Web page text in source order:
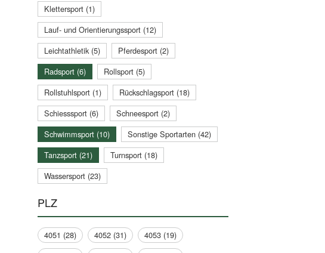
Klettersport (1)
Lauf- und Orientierungssport (12)
Leichtathletik (5)
Pferdesport (2)
Radsport (6)
Rollsport (5)
Rollstuhlsport (1)
Rückschlagsport (18)
Schiesssport (6)
Schneesport (2)
Schwimmsport (10)
Sonstige Sportarten (42)
Tanzsport (21)
Turnsport (18)
Wassersport (23)
PLZ
4051 (28) 4052 (31)
4053 (19)